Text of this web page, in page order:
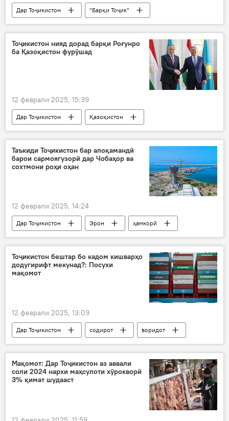
Дар Тоҷикистон
"Барқи Тоҷик"
қарзҳо
Вазорати молия
Тоҷикистон нияд дорад барқи Роғунро
ба Қазоқистон фурӯшад
12 феврали 2025, 15:39
Дар Тоҷикистон
Қазоқистон
созишнома
барқ
фурӯш
Сироҷиддин Муҳриддин
Энергетика
Таъкиди Тоҷикистон бар алоқамандӣ
барои сармоягузорӣ дар Чобаҳор ва
сохтмони роҳи оҳан
12 феврали 2025, 14:24
Дар Тоҷикистон Эрон
ҳамкорӣ
Нақлиёт
равобит роҳи оҳан
Тоҷикистон бештар бо кадом кишварҳо
додугирифт мекунад?: Посухи
мақомот
12 феврали 2025, 13:09
Дар Тоҷикистон содирот
воридот
додугирифт
тиҷорат омор
Мақомот: Дар Тоҷикистон аз аввали
соли 2024 нархи маҳсулоти хӯрокворӣ
3% қимат шудааст